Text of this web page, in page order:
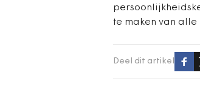
te maken van alle
Deel dit artikel